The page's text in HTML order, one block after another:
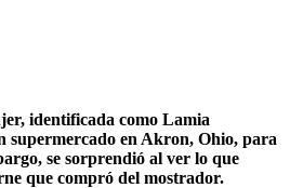
identificada como Lamia
supermercado en Akron, Ohio, para
se sorprendió al ver lo que
que compró del mostrador.